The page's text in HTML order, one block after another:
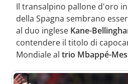
Il transalpino pallone d'oro
della Spagna sembrano
al duo inglese Kane-
contendere il titolo di
Mondiale al trio Mbappé-